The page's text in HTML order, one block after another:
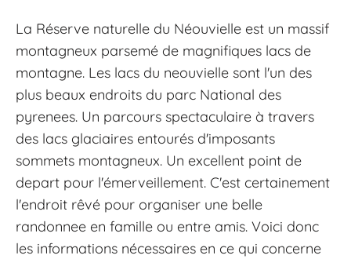
La Réserve naturelle du Néouvielle est un massif
montagneux parsemé de magnifiques lacs de
montagne. Les lacs du neouvielle sont l'un des
plus beaux endroits du parc National des
pyrenees. Un parcours spectaculaire à travers
des lacs glaciaires entourés d'imposants
sommets montagneux. Un excellent point de
depart pour l'émerveillement. C'est certainement
l'endroit rêvé pour organiser une belle
randonnee en famille ou entre amis. Voici donc
les informations nécessaires en ce qui concerne